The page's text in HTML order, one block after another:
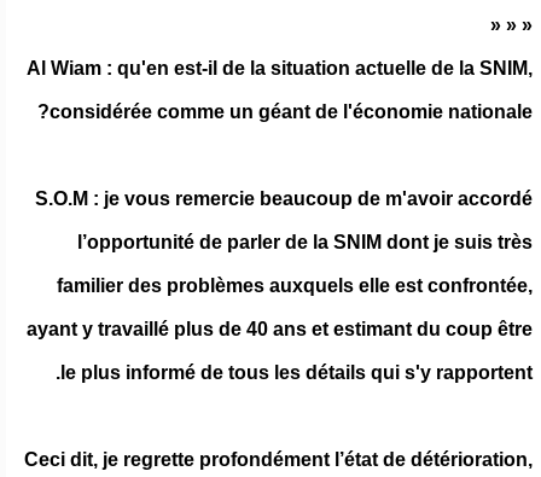
« « «
Al Wiam : qu'en est-il de la situation actuelle de la SNIM,
considérée comme un géant de l'économie nationale?
S.O.M : je vous remercie beaucoup de m'avoir accordé
l’opportunité de parler de la SNIM dont je suis très
familier des problèmes auxquels elle est confrontée,
ayant y travaillé plus de 40 ans et estimant du coup être
le plus informé de tous les détails qui s'y rapportent.
Ceci dit, je regrette profondément l’état de détérioration,